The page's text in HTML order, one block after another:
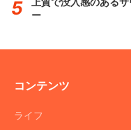
ー
コンテンツ
ライフ